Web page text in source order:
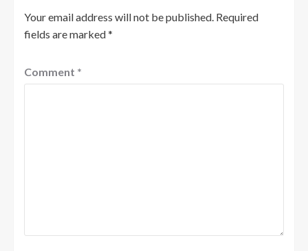
Your email address will not be published. Required
fields are marked*
Comment *